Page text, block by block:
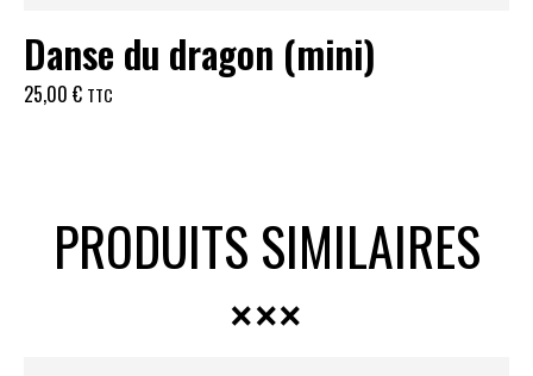
Danse du dragon (mini)
25,00 € TTC
PRODUITS SIMILAIRES